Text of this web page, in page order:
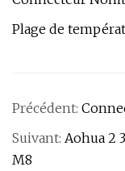
Plage de
Précédent:
Suivant: Aohua 2
M8